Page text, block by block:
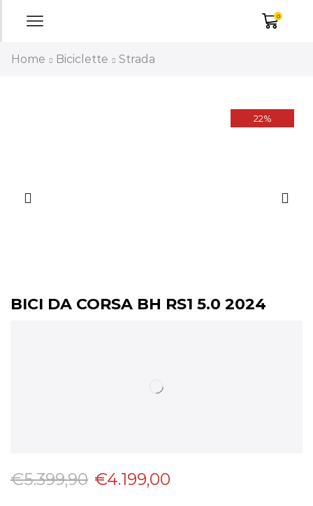
0
Home Biciclette Strada
22%
BICI DA CORSA BH RS1 5.0 2024
€5.399,90 €4.199,00